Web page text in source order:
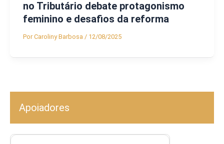
no Tributário debate protagonismo
feminino e desafios da reforma
PorCaroliny Barbosa / 12/08/2025
Apoiadores